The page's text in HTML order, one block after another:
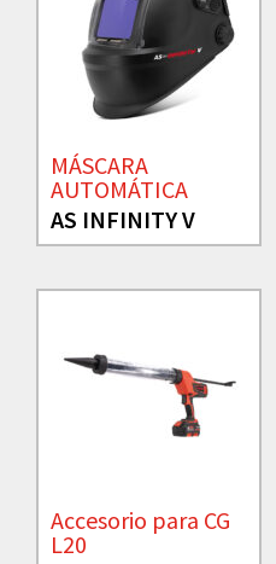
MÁSCARA
AUTOMÁTICA
AS INFINITY V
Accesorio para CG
L20